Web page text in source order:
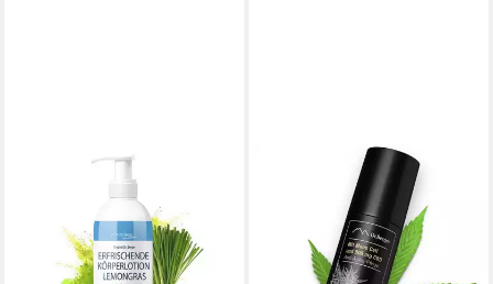
DR. BERGER
Berger Erfrischende
Körperlotion Lemongras 200
Körperlotion "Black Edition"
Körperlotion 100 ml mit Moos
Cell, mit 500 mg CBD
24,95 € 35,95 €